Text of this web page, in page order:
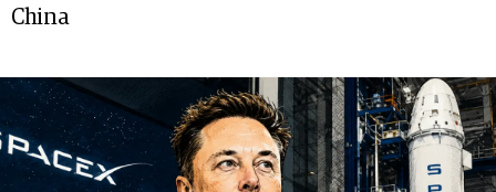
China